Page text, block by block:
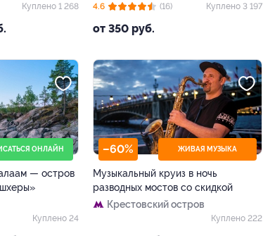
Куплено 1 268
от 350 руб.
4.6 (16) Куплено 3 197
ОНЛАЙН
— остров
Куплено 24
–60% ЖИВАЯ МУЗЫКА
Музыкальный круиз в ночь
разводных мостов со скидкой
Крестовский остров
Куплено 222